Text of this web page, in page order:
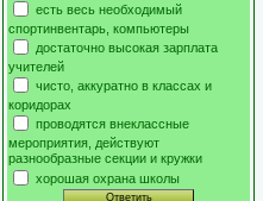
есть весь необходимый
спортинвентарь, компьютеры
достаточно высокая зарплата
учителей
чисто, аккуратно в классах и
коридорах
проводятся внеклассные
мероприятия, действуют
разнообразные секции и кружки
хорошая охрана школы